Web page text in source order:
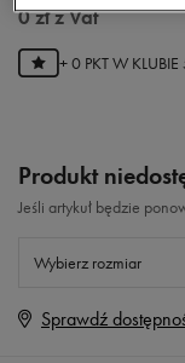
0złz Vat
+ 0 PKT W KLUBIE
Produkt
Jeśli artykuł będzie
Wybierz rozmiar
Rozmiary
Sprawdź